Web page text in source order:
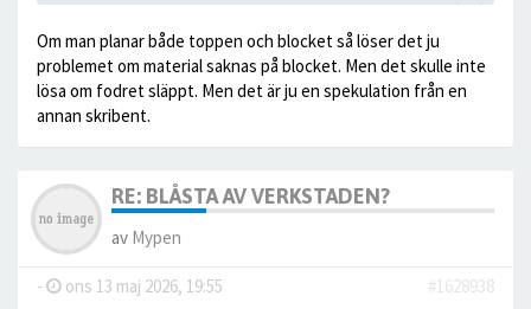
Om man planar både toppen och blocket så löser det ju
problemet om material saknas på blocket. Men det skulle inte
lösa om fodret släppt. Men det är ju en spekulation från en
annan skribent.
RE: BLÅSTA AV VERKSTADEN?
av Mypen
- ons 13 maj 2026, 19:55
#1628938